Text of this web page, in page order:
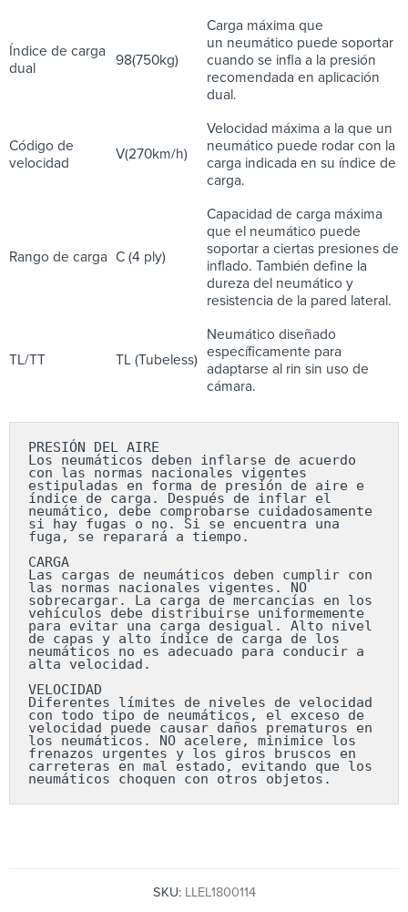
Índice de carga
dual
98(750kg)
Carga máxima que
un neumático puede soportar
cuando se infla a la presión
recomendada en aplicación
dual.
Código de
velocidad
V(270km/h)
Velocidad máxima a la que un
neumático puede rodar con la
carga indicada en su índice de
carga.
Rango de carga C (4 ply)
Capacidad de carga máxima
que el neumático puede
soportar a ciertas presiones de
inflado. También define la
dureza del neumático y
resistencia de la pared lateral.
TL/TT TL (Tubeless)
Neumático diseñado
específicamente para
adaptarse al rin sin uso de
cámara.
PRESIÓN DEL AIRE
Los neumáticos deben inflarse de acuerdo
con las normas nacionales vigentes
estipuladas en forma de presión de aire e
índice de carga. Después de inflar el
neumático, debe comprobarse cuidadosamente
si hay fugas o no. Si se encuentra una
fuga, se reparará a tiempo.
CARGA
Las cargas de neumáticos deben cumplir con
las normas nacionales vigentes. NO
sobrecargar. La carga de mercancías en los
vehículos debe distribuirse uniformemente
para evitar una carga desigual. Alto nivel
de capas y alto índice de carga de los
neumáticos no es adecuado para conducir a
alta velocidad.
VELOCIDAD
Diferentes límites de niveles de velocidad
con todo tipo de neumáticos, el exceso de
velocidad puede causar daños prematuros en
los neumáticos. NO acelere, minimice los
frenazos urgentes y los giros bruscos en
carreteras en mal estado, evitando que los
neumáticos choquen con otros objetos.
SKU: LLEL1800114